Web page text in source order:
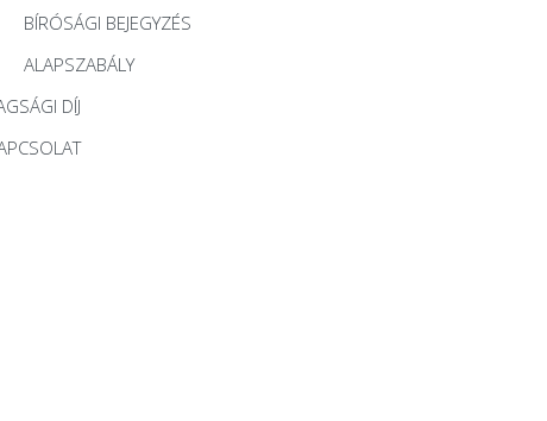
BÍRÓSÁGI BEJEGYZÉS
ALAPSZABÁLY
DÍJ